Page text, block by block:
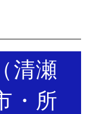
清瀬
・所